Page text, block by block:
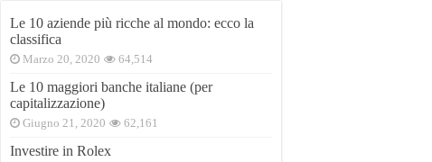
Le 10 aziende più ricche al mondo: ecco la
classifica
Marzo 20, 2020 64,514
Le 10 maggiori banche italiane (per
capitalizzazione)
Giugno 21, 2020 62,161
Investire in Rolex